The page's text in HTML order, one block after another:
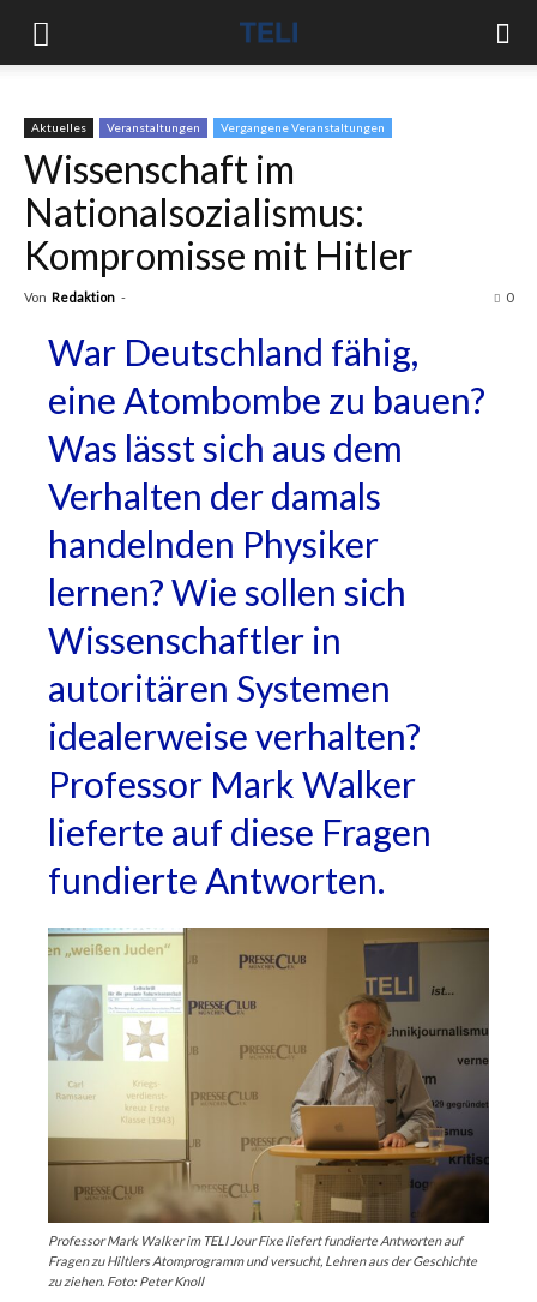
Aktuelles Veranstaltungen Vergangene Veranstaltungen
Wissenschaft im
Nationalsozialismus:
Kompromisse mit Hitler
Von Redaktion - 0
War Deutschland fähig,
eine Atombombe zu bauen?
Was lässt sich aus dem
Verhalten der damals
handelnden Physiker
lernen? Wie sollen sich
Wissenschaftler in
autoritären Systemen
idealerweise verhalten?
Professor Mark Walker
lieferte auf diese Fragen
fundierte Antworten.
Professor Mark Walker im TELI Jour Fixe liefert fundierte Antworten auf
Fragen zu Hiltlers Atomprogramm und versucht, Lehren aus der Geschichte
zu ziehen. Foto: Peter Knoll